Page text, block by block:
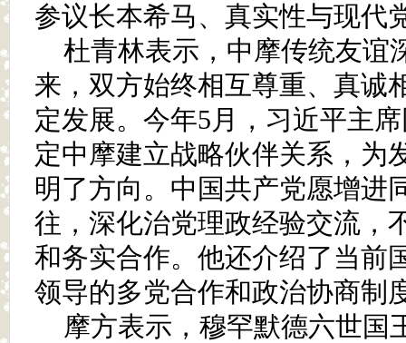
参议长本希马、真实性与现代
杜青林表示，中摩传统友谊
来，双方始终相互尊重、真诚
定发展。今年5月，习近平主
定中摩建立战略伙伴关系，为
明了方向。中国共产党愿增进
往，深化治党理政经验交流，
和务实合作。他还介绍了当前
领导的多党合作和政治协商制
摩方表示，穆罕默德六世国